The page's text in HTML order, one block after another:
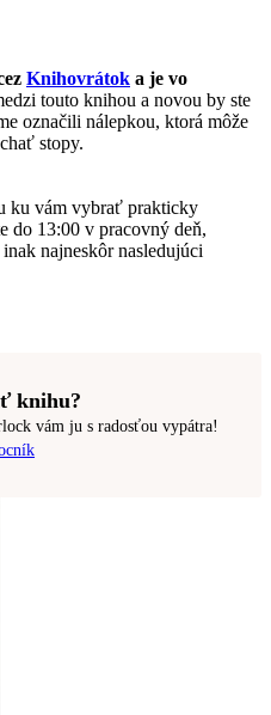
Knihovrátok a je vo
touto knihou a novou by ste
označili nálepkou, ktorá môže
stopy.
ku vám vybrať prakticky
do 13:00 v pracovný deň,
najneskôr nasledujúci
knihu?
vám ju s radosťou vypátra!